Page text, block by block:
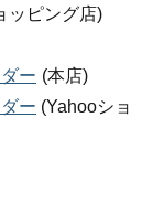
ッピング店)
ー (本店)
ー (Yahooショ